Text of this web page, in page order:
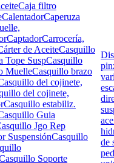
Caja filtro
CalentadorCaperuza
CaptadorCarrocería,
de AceiteCasquillo
Tope SuspCasquillo
MuelleCasquillo brazo
del cojinete,
del cojinete,
Casquillo estabiliz.
Guia
Jgo Rep
SuspensiónCasquillo
Soporte
de